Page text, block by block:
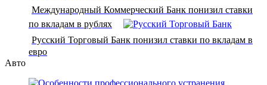
Международный Коммерческий Банк понизил ставки
по вкладам в рублях
Русский Торговый Банк понизил ставки по вкладам в
евро
Авто